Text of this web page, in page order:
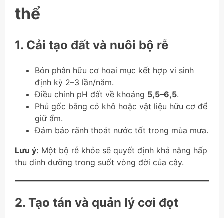
thể
1. Cải tạo đất và nuôi bộ rễ
Bón phân hữu cơ hoai mục kết hợp vi sinh
định kỳ 2–3 lần/năm.
Điều chỉnh pH đất về khoảng 5,5–6,5.
Phủ gốc bằng cỏ khô hoặc vật liệu hữu cơ để
giữ ẩm.
Đảm bảo rãnh thoát nước tốt trong mùa mưa.
Lưu ý: Một bộ rễ khỏe sẽ quyết định khả năng hấp
thu dinh dưỡng trong suốt vòng đời của cây.
2. Tạo tán và quản lý cơi đọt